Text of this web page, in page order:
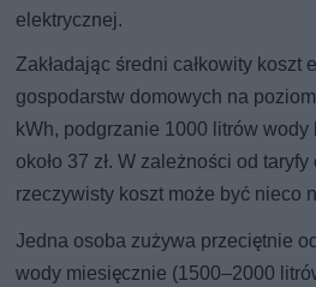
elektrycznej.
Zakładając średni całkowity koszt
gospodarstw domowych na
kWh, podgrzanie 1000 litrów wody
około 37 zł. W zależności od
rzeczywisty koszt może być nieco
Jedna osoba zużywa przeciętnie
wody miesięcznie (1500–2000